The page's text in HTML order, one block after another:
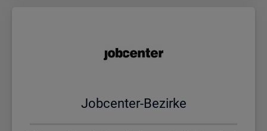
Job­cen­ter-Be­zir­ke